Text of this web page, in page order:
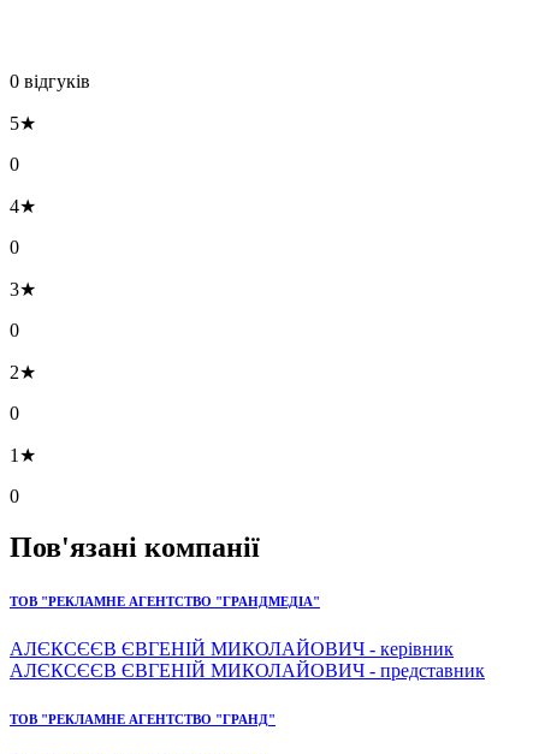
0 відгуків
5★
0
4★
0
3★
0
2★
0
1★
0
Пов'язані компанії
ТОВ "РЕКЛАМНЕ АГЕНТСТВО "ГРАНДМЕДІА"
АЛЄКСЄЄВ ЄВГЕНІЙ МИКОЛАЙОВИЧ - керівник
АЛЄКСЄЄВ ЄВГЕНІЙ МИКОЛАЙОВИЧ - представник
ТОВ "РЕКЛАМНЕ АГЕНТСТВО "ГРАНД"